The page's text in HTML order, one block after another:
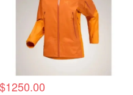
$1250.00